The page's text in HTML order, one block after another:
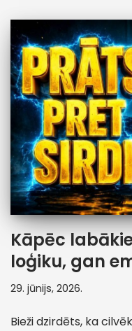
Kāpēc
loģiku, gan
29. jūnijs, 2026.
Bieži dzirdēts, ka